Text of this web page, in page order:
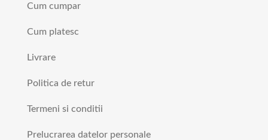
Cum cumpar
Cum platesc
Livrare
Politica de retur
Termeni si conditii
Prelucrarea datelor personale